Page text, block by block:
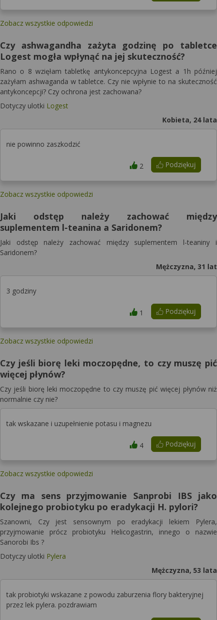
Zobacz wszystkie odpowiedzi
Czy ashwagandha zażyta godzinę po tabletce
Logest mogła wpłynąć na jej skuteczność?
Rano o 8 wzięłam tabletkę antykoncepcyjna Logest a 1h później
zażyłam ashwaganda w tabletce. Czy nie wpłynie to na skuteczność
antykoncepcji? Czy ochrona jest zachowana?
Dotyczy ulotki Logest
Kobieta, 24 lata
nie powinno zaszkodzić
Podziękuj
2
Zobacz wszystkie odpowiedzi
Jaki odstęp należy zachować między
suplementem l-teanina a Saridonem?
Jaki odstęp należy zachować między suplementem l-teaniny i
Saridonem?
Mężczyzna, 31 lat
3 godziny
Podziękuj
1
Zobacz wszystkie odpowiedzi
Czy jeśli biorę leki moczopędne, to czy muszę pić
więcej płynów?
Czy jeśli biorę leki moczopędne to czy muszę pić więcej płynów niż
normalnie czy nie?
tak wskazane i uzupełnienie potasu i magnezu
Podziękuj
4
Zobacz wszystkie odpowiedzi
Czy ma sens przyjmowanie Sanprobi IBS jako
kolejnego probiotyku po eradykacji H. pylori?
Szanowni, Czy jest sensownym po eradykacji lekiem Pylera,
przyjmowanie prócz probiotyku Helicogastrin, innego o nazwie
Sanorobi Ibs ?
Dotyczy ulotki Pylera
Mężczyzna, 53 lata
tak probiotyki wskazane z powodu zaburzenia flory bakteryjnej
przez lek pylera. pozdrawiam